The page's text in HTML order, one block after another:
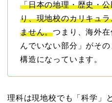
「日本の地理・歴史・
り、現地校のカリキュ
ません。つまり、海外
んでいない部分」がそ
構造になっています。
理科は現地校でも「科学」